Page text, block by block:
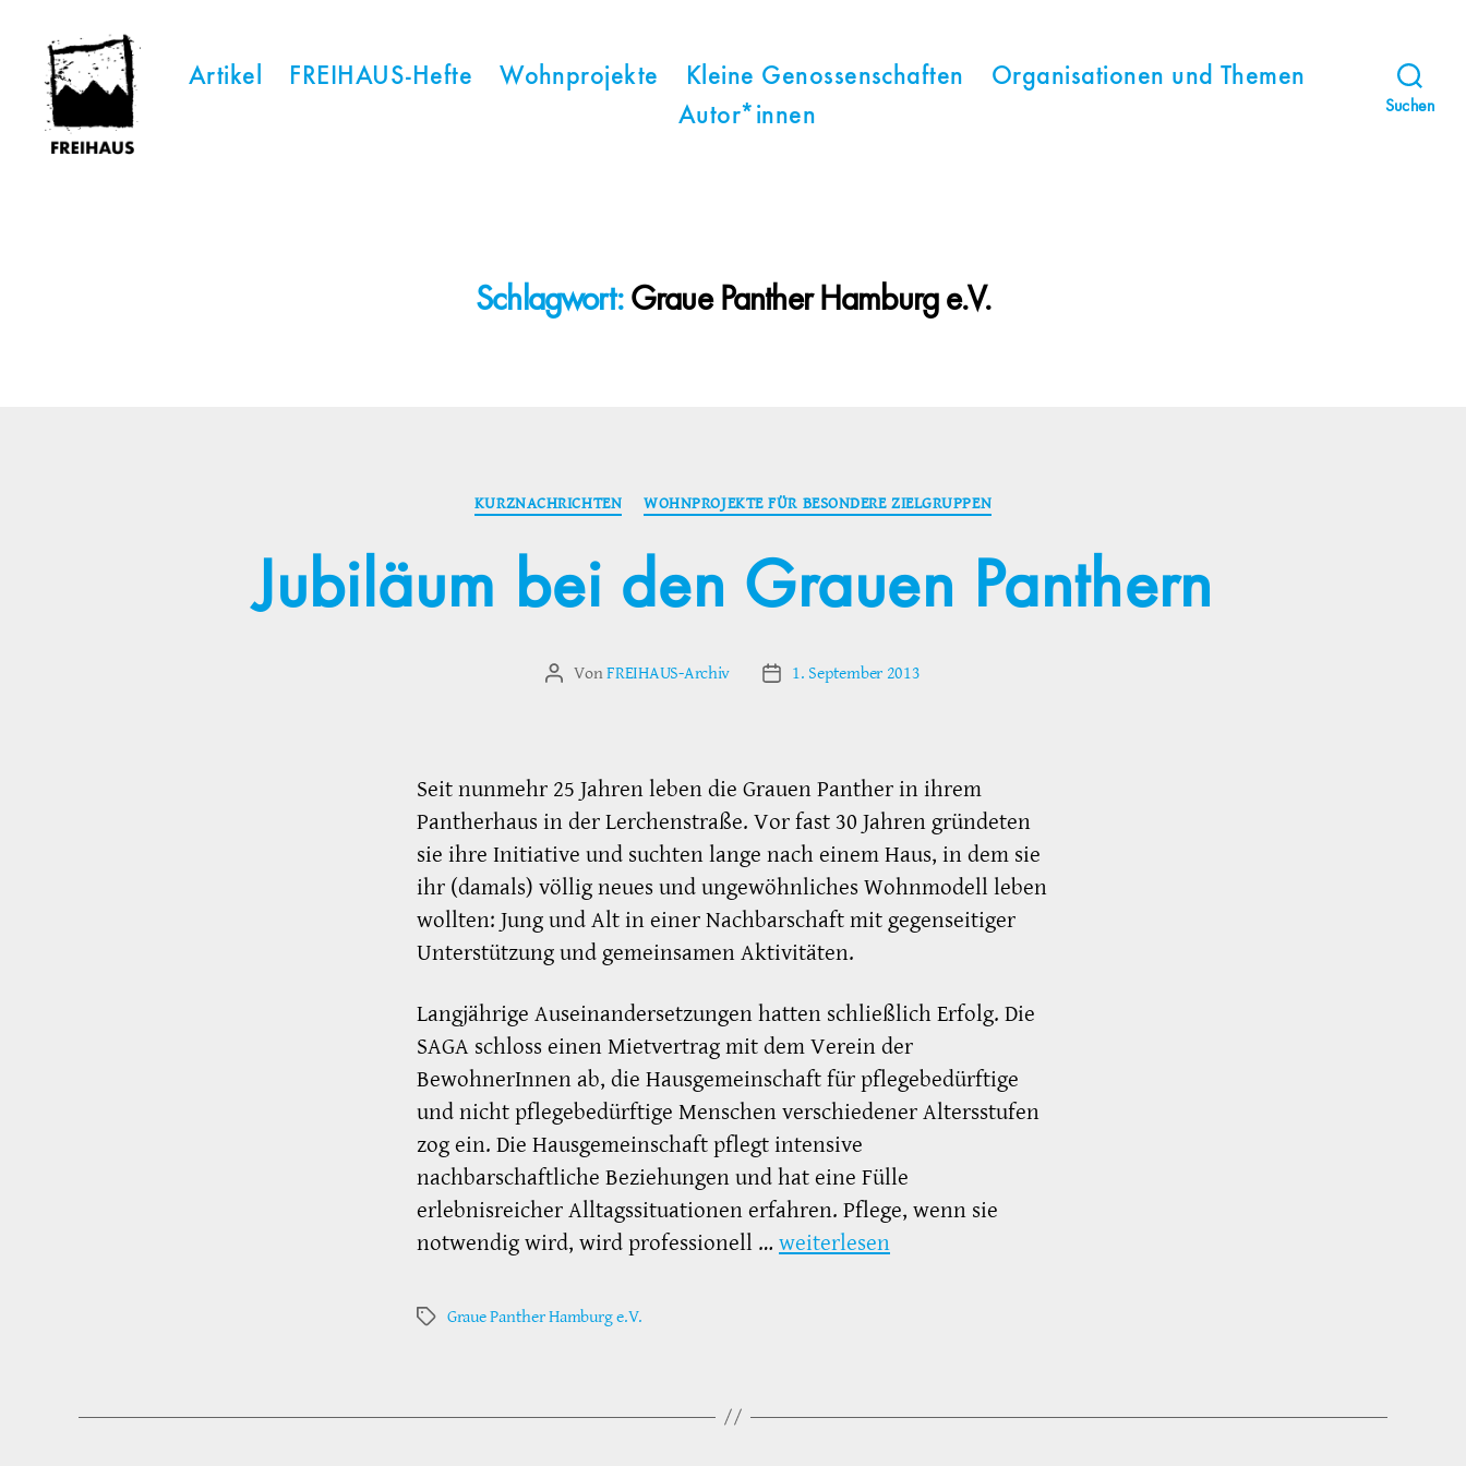
Artikel FREIHAUS-Hefte Wohnprojekte Kleine Genossenschaften
Organisationen und Themen
Autor*innen
Suchen
Schlagwort: Graue Panther Hamburg e.V.
Kategorien
KURZNACHRICHTEN WOHNPROJEKTE FÜR BESONDERE ZIELGRUPPEN
Jubiläum bei den Grauen Panthern
Beitragsautor
VonFREIHAUS-Archiv Veröffentlichungsdatum
1. September 2013
Seit nunmehr 25 Jahren leben die Grauen Panther in ihrem
Pantherhaus in der Lerchenstraße. Vor fast 30 Jahren gründeten
sie ihre Initiative und suchten lange nach einem Haus, in dem sie
ihr (damals) völlig neues und ungewöhnliches Wohnmodell leben
wollten: Jung und Alt in einer Nachbarschaft mit gegenseitiger
Unterstützung und gemeinsamen Aktivitäten.
Langjährige Auseinandersetzungen hatten schließlich Erfolg. Die
SAGA schloss einen Mietvertrag mit dem Verein der
BewohnerInnen ab, die Hausgemeinschaft für pflegebedürftige
und nicht pflegebedürftige Menschen verschiedener Altersstufen
zog ein. Die Hausgemeinschaft pflegt intensive
nachbarschaftliche Beziehungen und hat eine Fülle
erlebnisreicher Alltagssituationen erfahren. Pflege, wenn sie
notwendig wird, wird professionell … weiterlesen
Schlagwörter
Graue Panther Hamburg e.V.